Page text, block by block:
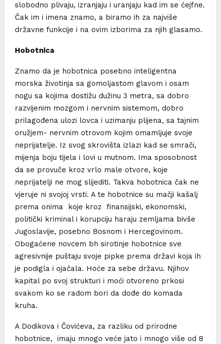
slobodno plivaju, izranjaju i uranjaju kad im se ćejfne.
Čak im i imena znamo, a biramo ih za najviše
državne funkcije i na ovim izborima za njih glasamo.
Hobotnica
Znamo da je hobotnica posebno inteligentna
morska životinja sa gomoljastom glavom i osam
nogu sa kojima dostižu dužinu 3 metra, sa dobro
razvijenim mozgom i nervnim sistemom, dobro
prilagođena ulozi lovca i uzimanju plijena, sa tajnim
oružjem- nervnim otrovom kojim omamljuje svoje
neprijatelje. Iz svog skrovišta izlazi kad se smrači,
mijenja boju tijela i lovi u mutnom. Ima sposobnost
da se provuče kroz vrlo male otvore, koje
neprijatelji ne mog slijediti. Takva hobotnica čak ne
vjeruje ni svojoj vrsti. A te hobotnice su mačji kašalj
prema onima koje kroz finansijski, ekonomski,
politički kriminal i korupciju haraju zemljama bivše
Jugoslavije, posebno Bosnom i Hercegovinom.
Obogaćene novcem bh sirotinje hobotnice sve
agresivnije puštaju svoje pipke prema državi koja ih
je podigla i ojačala. Hoće za sebe državu. Njihov
kapital po svoj strukturi i moći otvoreno prkosi
svakom ko se radom bori da dođe do komada
kruha.
A Dodikova i Čovićeva, za razliku od prirodne
hobotnice, imaju mnogo veće jato i mnogo više od 8